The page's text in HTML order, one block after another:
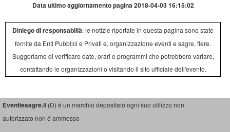
Data ultimo aggiornamento pagina 2018-04-03 16:15:02
Diniego di responsabilià: le notizie riportate in questa pagina sono state
fornite da Enti Pubblici e Privati e, organizzazione eventi e sagre, fiere.
Suggeriamo di verificare date, orari e programmi che potrebbero variare,
contattando le organizzazioni o visitando il sito ufficiale dell'evento.
Eventiesagre.it (D) é un marchio depositato ogni suo utilizzo non
autorizzato non é ammesso